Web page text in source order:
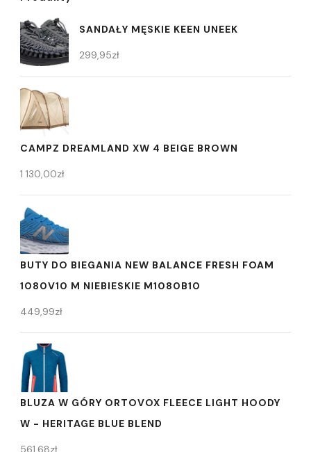
SANDAŁY MĘSKIE KEEN UNEEK
299,95zł
CAMPZ DREAMLAND XW 4 BEIGE BROWN
1 130,00zł
BUTY DO BIEGANIA NEW BALANCE FRESH FOAM
1080V10 M NIEBIESKIE M1080B10
449,99zł
BLUZA W GÓRY ORTOVOX FLEECE LIGHT HOODY
W - HERITAGE BLUE BLEND
561,68zł